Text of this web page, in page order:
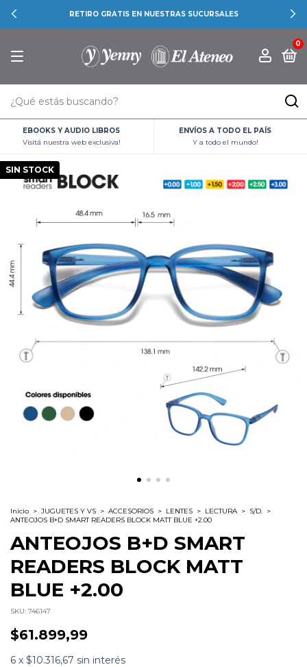
RETIRO GRATIS EN NUESTRAS SUCURSALES
0
EBOOKS Y AUDIO LIBROS
Visitá nuestra web exclusiva!
ENVÍOS A TODO EL PAÍS
Y a todo el mundo!
SIN STOCK
Inicio > JUGUETES Y VS > ACCESORIOS > LENTES > LECTURA > S/D. >
ANTEOJOS B+D SMART READERS BLOCK MATT BLUE +2.00
ANTEOJOS B+D SMART
READERS BLOCK MATT
BLUE +2.00
SKU: 746147
$61.899,99
6 x $10.316,67 sin interés